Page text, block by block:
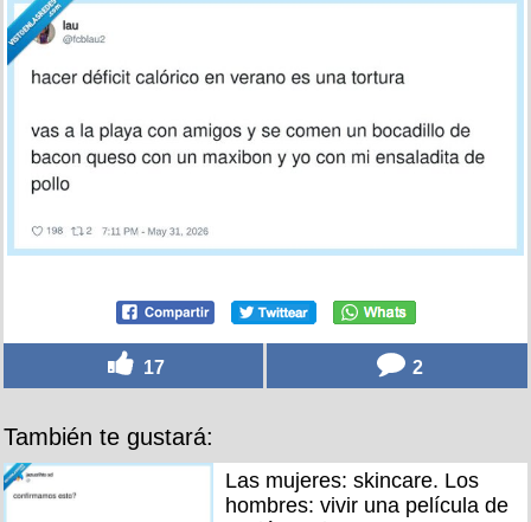
17 2
También te gustará:
Las mujeres: skincare. Los
hombres: vivir una película de